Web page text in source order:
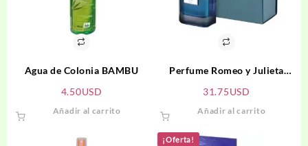
Agua de Colonia BAMBU
4.50USD
Añadir al carrito
Perfume Romeo y Julieta
31.75USD
Añadir al carrito
¡Oferta!